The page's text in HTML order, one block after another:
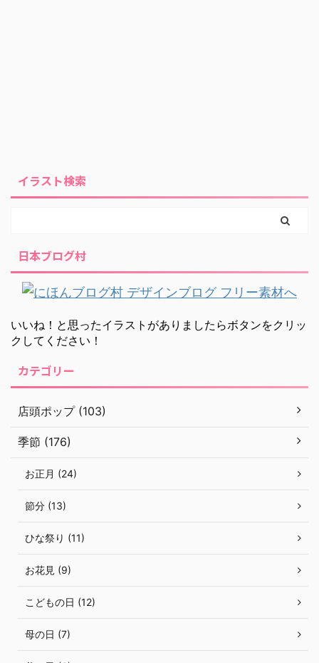
イラスト検索
日本ブログ村
いいね！と思ったイラストがありましたらボタンをクリッ
クしてください！
カテゴリー
店頭ポップ (103)
季節 (176)
お正月 (24)
節分 (13)
ひな祭り (11)
お花見 (9)
こどもの日 (12)
母の日 (7)